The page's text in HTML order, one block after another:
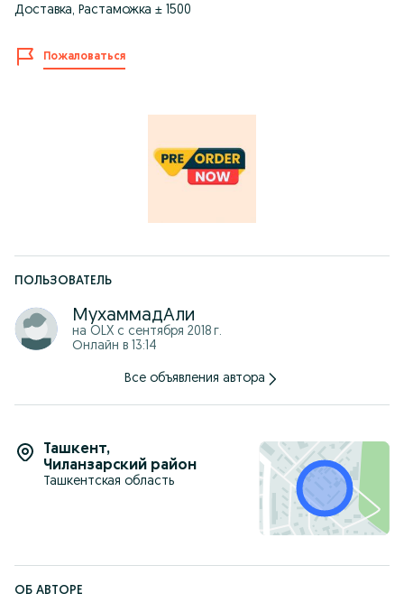
Доставка, Растаможка ± 1500
Пожаловаться
ПОЛЬЗОВАТЕЛЬ
МухаммадАли
на OLX с сентября 2018 г.
Онлайн в 13:14
Все объявления автора
Ташкент,
Чиланзарский район
Ташкентская область
ОБ АВТОРЕ